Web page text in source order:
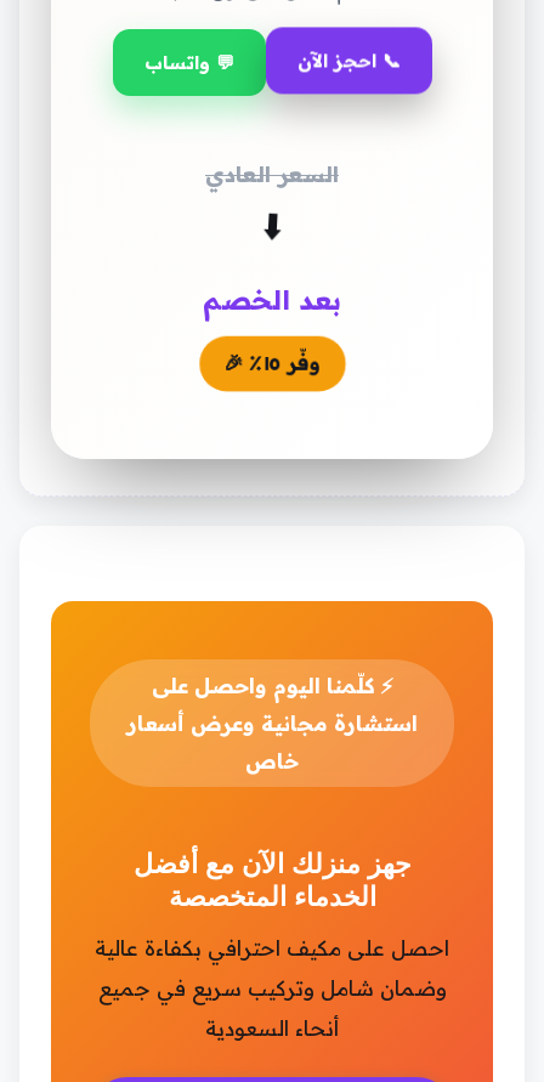
📞 احجز الآن 💬 واتساب
السعر العادي
⬇️
بعد الخصم
وفّر ١٥٪ 🎉
⚡ كلّمنا اليوم واحصل على
استشارة مجانية وعرض أسعار
خاص
جهز منزلك الآن مع أفضل
الخدماء المتخصصة
احصل على مكيف احترافي بكفاءة عالية
وضمان شامل وتركيب سريع في جميع
أنحاء السعودية